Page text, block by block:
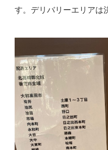
す。デリバリーエリアは